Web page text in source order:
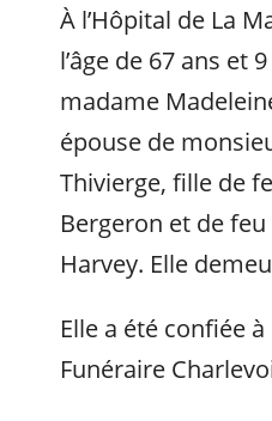
À l’Hôpital de La
l’âge de 67 ans et
madame
épouse de
Thivierge, fille de
Bergeron et de
Harvey. Elle
Elle a été confiée
Funéraire